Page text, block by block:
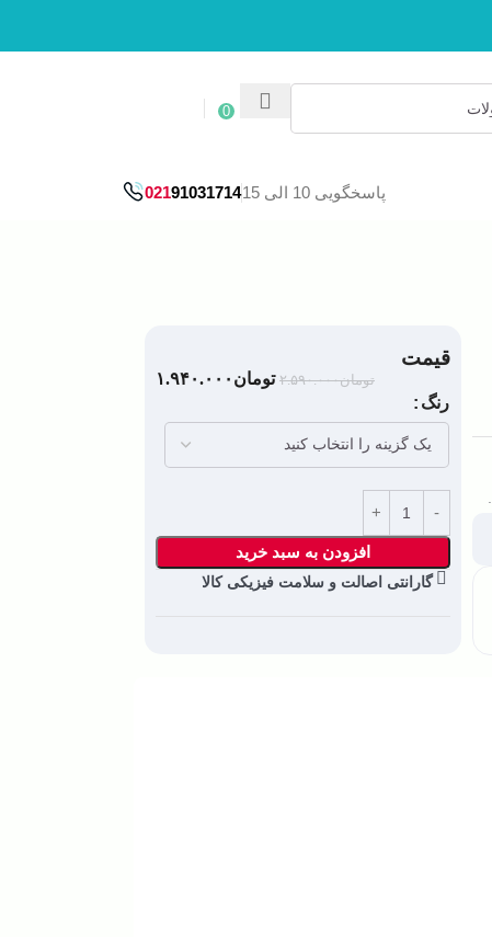
0
پاسخگویی 10 الی 15 02191031714
قیمت
تومان۲.۵۹۰.۰۰۰ تومان ۱.۹۴۰.۰۰۰
رنگ
افزودن به سبد خرید
گارانتی اصالت و سلامت فیزیکی کالا